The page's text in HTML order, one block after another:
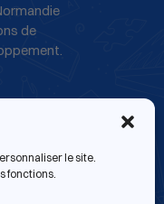
le site.
fonctions.
de